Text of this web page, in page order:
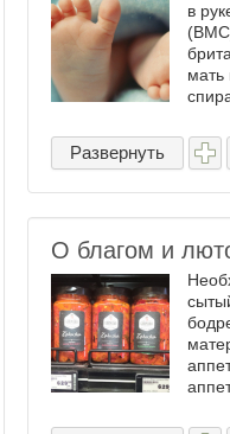
в
мать
Развернуть
О благом и